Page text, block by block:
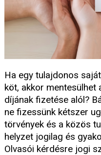
Ha egy tulajdonos
köt, akkor
díjának fizetése alól?
ne fizessünk kétszer
törvények és a közös
helyzet jogilag és
Olvasói kérdésre jogi